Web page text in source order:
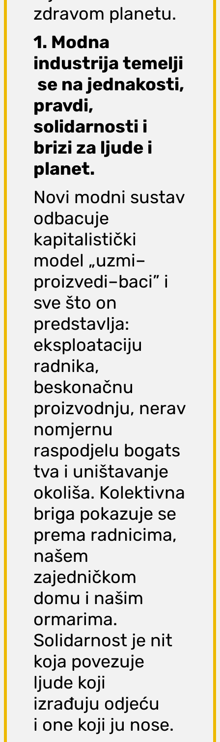
zdravom planetu.
1. Modna
industrija temelji
se na jednakosti,
pravdi,
solidarnosti i
brizi za ljude i
planet.
Novi modni sustav
odbacuje
kapitalistički
model „uzmi–
proizvedi–baci” i
sve što on
predstavlja:
eksploataciju
radnika,
beskonačnu
proizvodnju, nerav
nomjernu
raspodjelu bogats
tva i uništavanje
okoliša. Kolektivna
briga pokazuje se
prema radnicima,
našem
zajedničkom
domu i našim
ormarima.
Solidarnost je nit
koja povezuje
ljude koji
izrađuju odjeću
i one koji ju nose.